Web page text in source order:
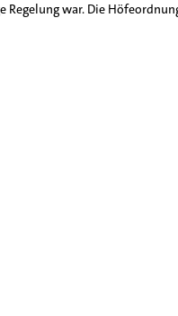
Regelung war. Die